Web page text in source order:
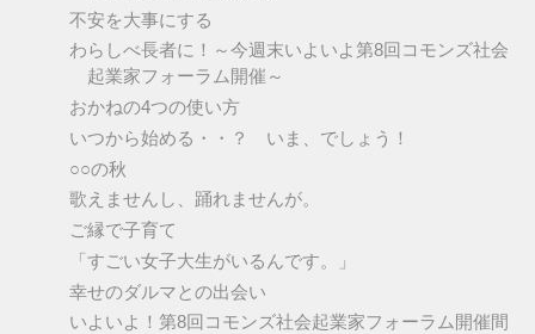
不安を大事にする
わらしべ長者に！～今週末いよいよ第8回コモンズ社会
起業家フォーラム開催～
おかねの4つの使い方
いつから始める・・？ いま、でしょう！
○○の秋
歌えませんし、踊れませんが。
ご縁で子育て
「すごい女子大生がいるんです。」
幸せのダルマとの出会い
いよいよ！第8回コモンズ社会起業家フォーラム開催間